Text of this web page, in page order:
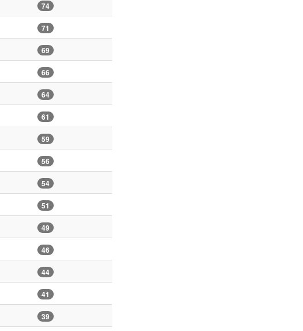
74
71
69
66
64
61
59
56
54
51
49
46
44
41
39